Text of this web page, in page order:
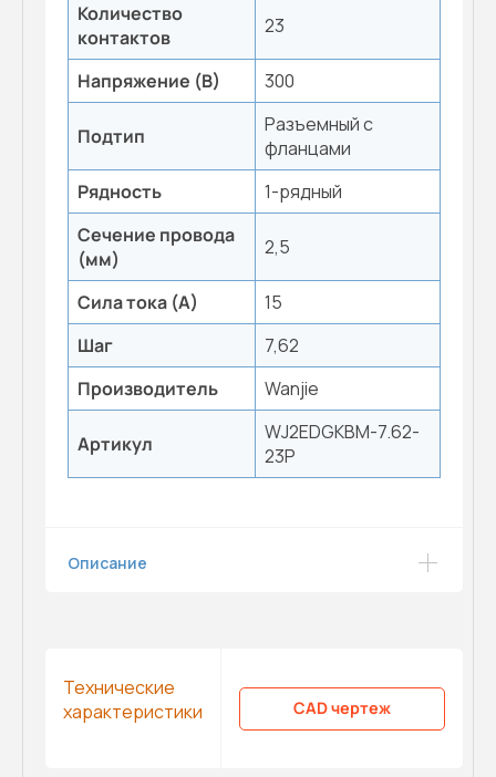
Количество
контактов
23
Напряжение (В) 300
Подтип
Разъемный с
фланцами
Рядность
1-рядный
Сечение провода
(мм)
2,5
Сила тока (А)
15
Шаг
7,62
Производитель
Wanjie
Артикул
WJ2EDGKBM-7.62-
23P
Описание
Технические
характеристики
CAD чертеж